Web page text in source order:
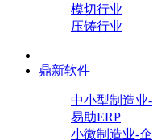
模切行业
压铸行业
鼎新软件
中小型制造业-
易助ERP
小微制造业-企